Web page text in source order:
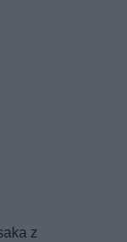
z